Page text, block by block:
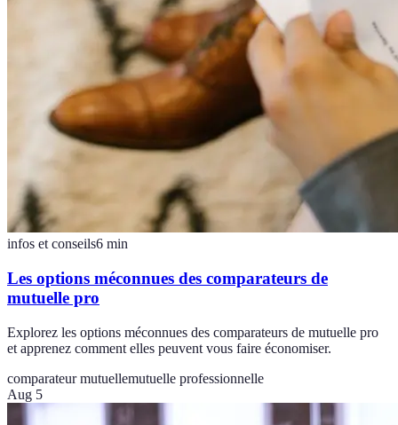
infos et conseils6 min
Les options méconnues des comparateurs de
mutuelle pro
Explorez les options méconnues des comparateurs de mutuelle pro
et apprenez comment elles peuvent vous faire économiser.
comparateur mutuellemutuelle professionnelle
Aug 5